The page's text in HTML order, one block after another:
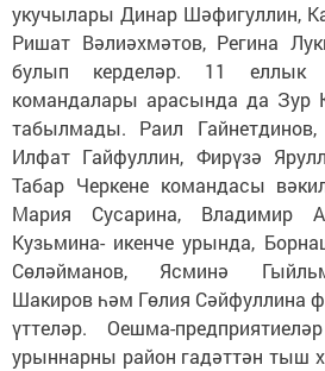
укучылары Динар Шәфигуллин,
Ришат Вәлиәхмәтов, Регина
булып керделәр. 11 еллык
командалары арасында да Зур
табылмады. Раил
Илфат Гайфуллин, Фирүзә
Табар Черкене командасы
Мария Сусарина, Владимир
Кузьмина- икенче урында,
Сөләйманов, Ясминә
Шакиров һәм Гөлия Сәйфуллина
үттеләр. Оешма-
урыннарны район гадәттән тыш